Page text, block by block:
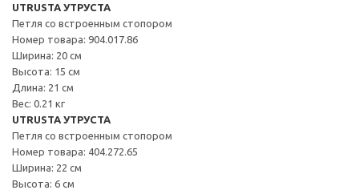
UTRUSTA УТРУСТА
Петля со встроенным стопором
Номер товара: 904.017.86
Ширина: 20 см
Высота: 15 см
Длина: 21 см
Вес: 0.21 кг
UTRUSTA УТРУСТА
Петля со встроенным стопором
Номер товара: 404.272.65
Ширина: 22 см
Высота: 6 см